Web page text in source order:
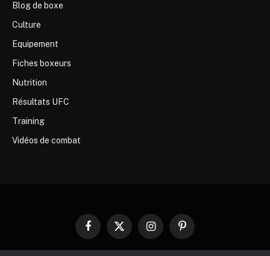
Blog de boxe
Culture
Equipement
Fiches boxeurs
Nutrition
Résultats UFC
Training
Vidéos de combat
Facebook
X
InstagramPinterest